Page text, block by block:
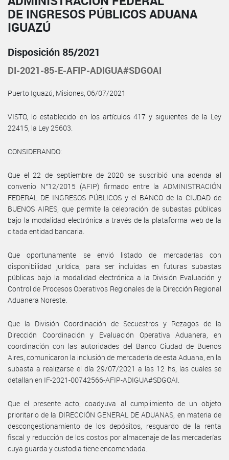
DE INGRESOS PÚBLICOS ADUANA
IGUAZÚ
Disposición 85/2021
DI-2021-85-E-AFIP-ADIGUA#SDGOAI
Puerto Iguazú, Misiones, 06/07/2021
VISTO, lo establecido en los artículos 417 y siguientes de la Ley
22415, la Ley 25603.
CONSIDERANDO:
Que el 22 de septiembre de 2020 se suscribió una adenda al
convenio N°12/2015 (AFIP) firmado entre la ADMINISTRACIÓN
FEDERAL DE INGRESOS PÚBLICOS y el BANCO de la CIUDAD de
BUENOS AIRES, que permite la celebración de subastas públicas
bajo la modalidad electrónica a través de la plataforma web de la
citada entidad bancaria.
Que oportunamente se envió listado de mercaderías con
disponibilidad jurídica, para ser incluidas en futuras subastas
públicas bajo la modalidad electrónica a la División Evaluación y
Control de Procesos Operativos Regionales de la Dirección Regional
Aduanera Noreste.
Que la División Coordinación de Secuestros y Rezagos de la
Dirección Coordinación y Evaluación Operativa Aduanera, en
coordinación con las autoridades del Banco Ciudad de Buenos
Aires, comunicaron la inclusión de mercadería de esta Aduana, en la
subasta a realizarse el día 29/07/2021 a las 12 hs, las cuales se
detallan en IF-2021-00742566-AFIP-ADIGUA#SDGOAI.
Que el presente acto, coadyuva al cumplimiento de un objeto
prioritario de la DIRECCIÓN GENERAL DE ADUANAS, en materia de
descongestionamiento de los depósitos, resguardo de la renta
fiscal y reducción de los costos por almacenaje de las mercaderías
cuya guarda y custodia tiene encomendada.